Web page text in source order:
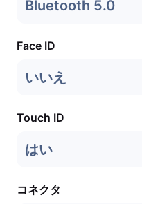
Bluetooth 5.0
Face ID
いいえ
Touch ID
はい
コネクタ